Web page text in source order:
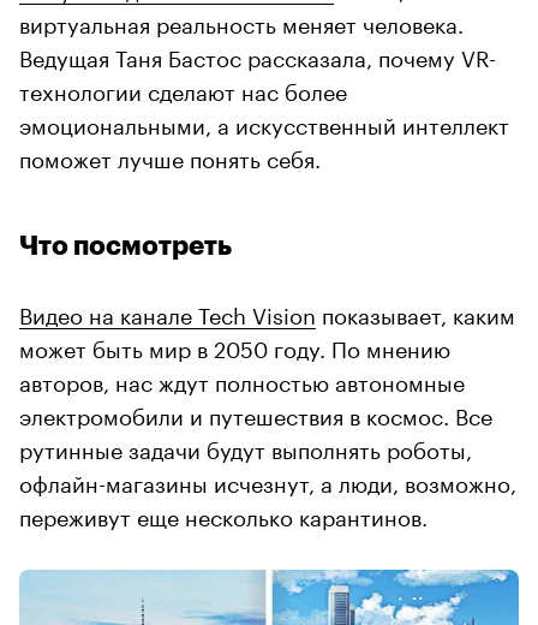
виртуальная реальность меняет человека.
Ведущая Таня Бастос рассказала, почему VR-
технологии сделают нас более
эмоциональными, а искусственный интеллект
поможет лучше понять себя.
Что посмотреть
Видео на канале Tech Vision показывает, каким
может быть мир в 2050 году. По мнению
авторов, нас ждут полностью автономные
электромобили и путешествия в космос. Все
рутинные задачи будут выполнять роботы,
офлайн-магазины исчезнут, а люди, возможно,
переживут еще несколько карантинов.